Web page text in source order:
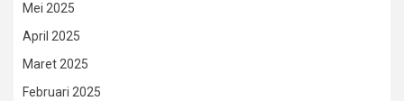
Mei 2025
April 2025
Maret 2025
Februari 2025